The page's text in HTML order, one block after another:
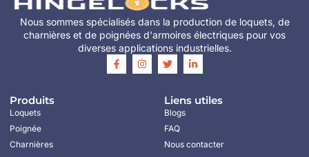
Nous sommes spécialisés dans la production de loquets, de
charnières et de poignées d'armoires électriques pour vos
diverses applications industrielles.
Produits
Loquets
Poignée
Charnières
Liens utiles
Blogs
FAQ
Nous contacter